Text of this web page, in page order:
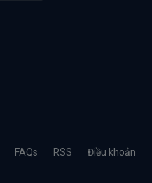
FAQs RSS Điều khoản